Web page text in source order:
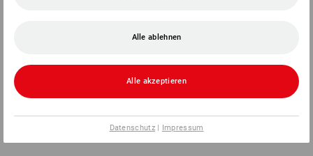
Alle ablehnen
Alle akzeptieren
Datenschutz| Impressum